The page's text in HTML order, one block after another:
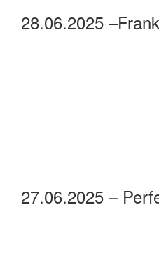
28.06.2025
27.06.2025 –